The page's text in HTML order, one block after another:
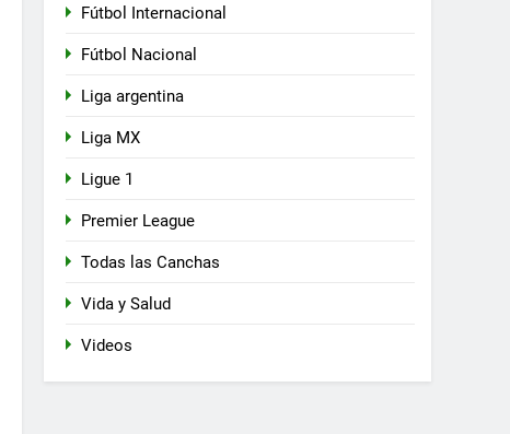
Fútbol Internacional
Fútbol Nacional
Liga argentina
Liga MX
Ligue 1
Premier League
Todas las Canchas
Vida y Salud
Videos